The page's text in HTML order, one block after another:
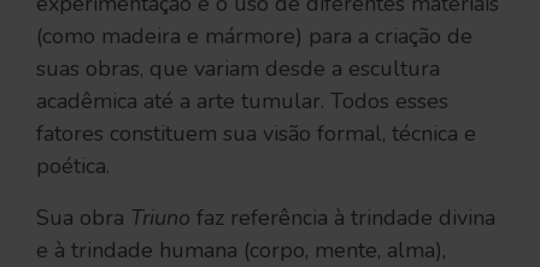
(como madeira e mármore) para a criação de
suas obras, que variam desde a escultura
acadêmica até a arte tumular. Todos esses
fatores constituem sua visão formal, técnica e
poética.
Sua obra Triuno faz referência à trindade divina
e à trindade humana (corpo, mente, alma),